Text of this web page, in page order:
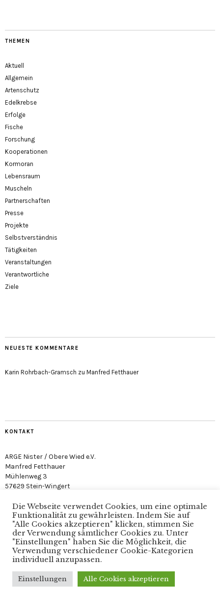
THEMEN
Aktuell
Allgemein
Artenschutz
Edelkrebse
Erfolge
Fische
Forschung
Kooperationen
Kormoran
Lebensraum
Muscheln
Partnerschaften
Presse
Projekte
Selbstverständnis
Tätigkeiten
Veranstaltungen
Verantwortliche
Ziele
NEUESTE KOMMENTARE
Karin Rohrbach-Gramsch zu Manfred Fetthauer
KONTAKT
ARGE Nister / Obere Wied e.V.
Manfred Fetthauer
Mühlenweg 3
57629 Stein-Wingert
Arge Nister / Obere Wied e.V. · Verein zum Schutz der
Nister
Copyright © 2025
Die Webseite verwendet Cookies, um eine optimale
Funktionalität zu gewährleisten. Indem Sie auf
"Alle Cookies akzeptieren" klicken, stimmen Sie
der Verwendung sämtlicher Cookies zu. Unter
"Einstellungen" haben Sie die Möglichkeit, die
Verwendung verschiedener Cookie-Kategorien
individuell anzupassen.
Einstellungen Alle Cookies akzeptieren